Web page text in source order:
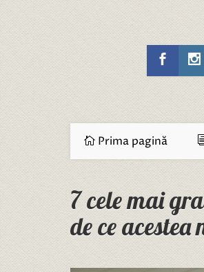
Prima pagină
7 cele mai
de ce